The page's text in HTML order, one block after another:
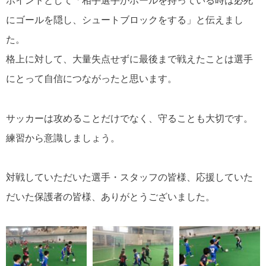
にゴールを隠し、シュートブロックをする」と伝えまし
た。
格上に対して、大量失点せずに最後まで戦えたことは選手
にとって自信につながったと思います。
サッカーは攻めることだけでなく、守ることも大切です。
練習から意識しましょう。
対戦していただいた選手・スタッフの皆様、応援していた
だいた保護者の皆様、ありがとうございました。